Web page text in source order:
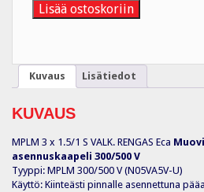
1.5/1
R50
Eca
määrä
Lisää ostoskoriin
Kuvaus Lisätiedot
KUVAUS
MPLM 3 x 1.5/1 S VALK. RENGAS Eca
asennuskaapeli 300/500 V
Tyyppi: MPLM 300/500 V (N05VA5V-U)
Käyttö: Kiinteästi pinnalle asennettuna